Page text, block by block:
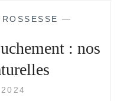
LES
—
: nos